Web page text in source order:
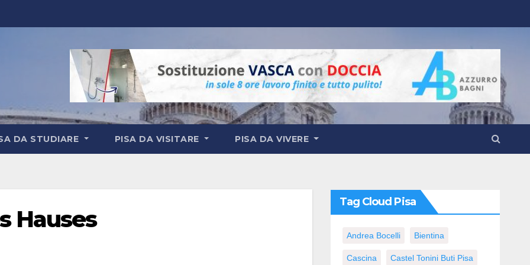
DA STUDIARE PISA DA VISITARE PISA DA VIVERE
Hauses
Tag Cloud Pisa
Andrea Bocelli Bientina
Cascina Castel Tonini Buti Pisa